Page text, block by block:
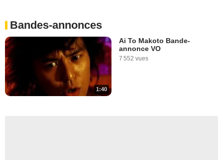
Bandes-annonces
1:40
Ai To Makoto Bande-
annonce VO
7 552 vues